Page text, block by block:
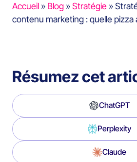
Accueil » Blog »Stratégie »
contenu marketing : quelle pizza
Résumez cet
ChatGPT
Perplexity
Claude